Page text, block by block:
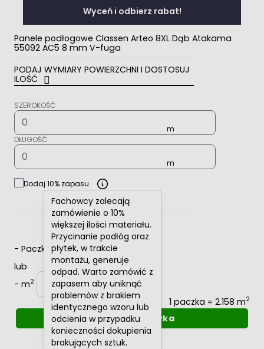
Wyceń i odbierz rabat!
Panele podłogowe Classen Arteo 8XL Dąb Atakama
55092 AC5 8 mm V-fuga
PODAJ WYMIARY POWIERZCHNI I DOSTOSUJ
ILOŚĆ
SZEROKOŚĆ
DŁUGOŚĆ
Dodaj 10% zapasu
Fachowcy zalecają
zamówienie o 10%
większej ilości materiału.
Przycinanie podłóg oraz
płytek, w trakcie
montażu, generuje
odpad. Warto zamówić z
zapasem aby uniknąć
problemów z brakiem
identycznego wzoru lub
odcienia w przypadku
konieczności dokupienia
brakujących sztuk.
- Paczki
+
lub
- m2
+
1 paczka = 2.158 m2
Dodaj do koszyka
Oblicz raty0%